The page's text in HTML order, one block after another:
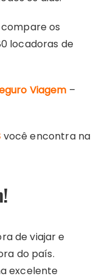
compare os
locadoras de
Viagem –
você encontra na
de viajar e
do país.
excelente